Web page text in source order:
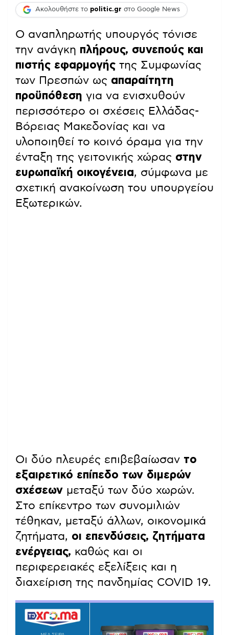
Ακολουθήστε το politic.gr στο Google News
Ο αναπληρωτής υπουργός τόνισε
την ανάγκη πλήρους, συνεπούς και
πιστής εφαρμογής της Συμφωνίας
των Πρεσπών ως απαραίτητη
προϋπόθεση για να ενισχυθούν
περισσότερο οι σχέσεις Ελλάδας-
Βόρειας Μακεδονίας και να
υλοποιηθεί το κοινό όραμα για την
ένταξη της γειτονικής χώρας στην
ευρωπαϊκή οικογένεια, σύμφωνα με
σχετική ανακοίνωση του υπουργείου
Εξωτερικών.
Οι δύο πλευρές επιβεβαίωσαν το
εξαιρετικό επίπεδο των διμερών
σχέσεων μεταξύ των δύο χωρών.
Στο επίκεντρο των συνομιλιών
τέθηκαν, μεταξύ άλλων, οικονομικά
ζητήματα, οι επενδύσεις, ζητήματα
ενέργειας, καθώς και οι
περιφερειακές εξελίξεις και η
διαχείριση της πανδημίας COVID 19.